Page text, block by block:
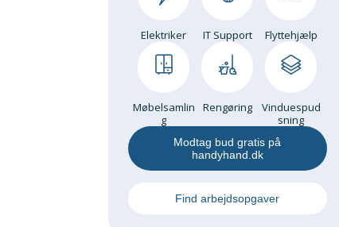
Elektriker IT Support Flyttehjælp
Møbelsamlin
g
Rengøring
Vinduespud
sning
Modtag bud gratis på
handyhand.dk
Find arbejdsopgaver